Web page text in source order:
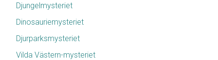
Djungelmysteriet
Dinosauriemysteriet
Djurparksmysteriet
Vilda Västern-mysteriet